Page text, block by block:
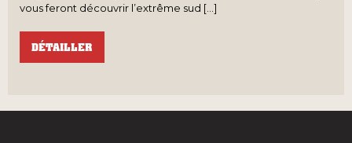
vous feront découvrir l’extrême sud [...]
DÉTAILLER